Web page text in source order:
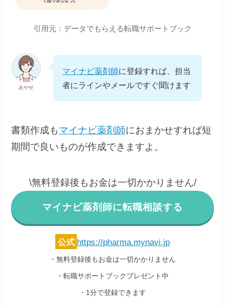
引用元：データでもらえる転職サポートブック
あやせ
マイナビ薬剤師に登録すれば、担当
者にラインやメールですぐ聞けます
書類作成もマイナビ薬剤師におまかせすれば短
期間で良いものが作成できますよ。
\無料登録後もお金は一切かかりません/
マイナビ薬剤師に転職相談する
公式 https://pharma.mynavi.jp
・無料登録後もお金は一切かかりません
・転職サポートブックプレゼント中
・1分で登録できます